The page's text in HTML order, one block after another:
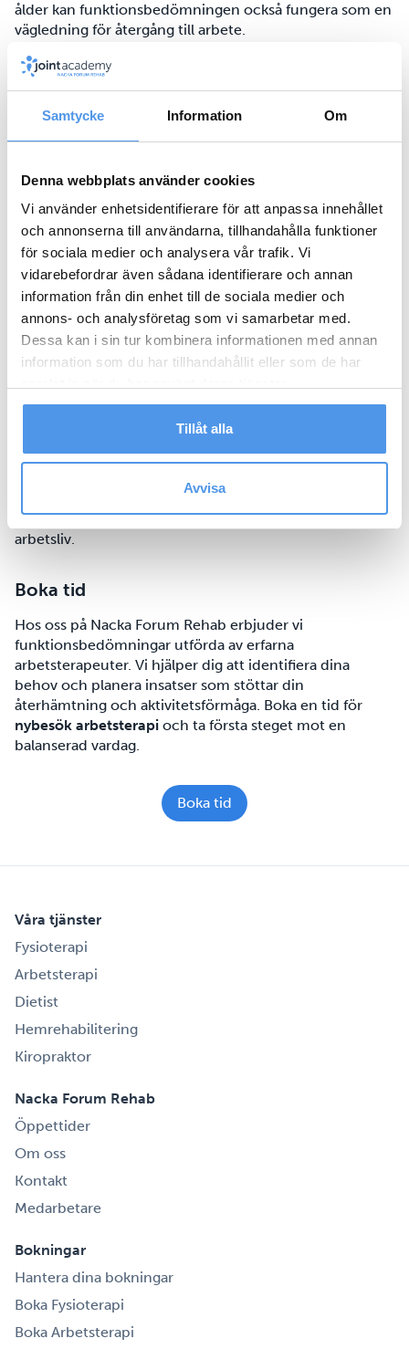
Samtycke Information Om
Denna webbplats använder cookies
Vi använder enhetsidentifierare för att anpassa innehållet
och annonserna till användarna, tillhandahålla funktioner
för sociala medier och analysera vår trafik. Vi
vidarebefordrar även sådana identifierare och annan
information från din enhet till de sociala medier och
annons- och analysföretag som vi samarbetar med.
Dessa kan i sin tur kombinera informationen med annan
information som du har tillhandahållit eller som de har
Tillåt alla
Avvisa
ålder kan funktionsbedömningen också fungera som en
vägledning för återgång till arbete.
Vilka insatser kan bli aktuella?
En funktionsbedömning kan visa att det finns nedsatt
erbjudas:
Patientutbildning:Program såsom ”Vardagsbalans,”
som leds av en arbetsterapeut, hjälper till att skapa
struktur och balans i vardagen. Detta kan vara
avgörande för att återfå energi och fokus.
Träning:Individuellt anpassad träning för att stärka
kroppen och öka uthålligheten.
Psykosocialt stöd:
Metodisk hjälp för att hantera
Vikten av struktur i vardagen
Att skapa balans mellan aktiviteter, vila och sociala
relationer är en viktig del av rehabiliteringen.
över sin tid och skapa förutsättningar för ett hållbart
arbetsliv.
Boka tid
Hos oss på Nacka Forum Rehab erbjuder vi
funktionsbedömningar utförda av erfarna
arbetsterapeuter. Vi hjälper dig att identifiera dina
behov och planera insatser som stöttar din
återhämtning och aktivitetsförmåga. Boka en tid för
nybesök arbetsterapi och ta första steget mot en
balanserad vardag.
Boka tid
Våra tjänster
Fysioterapi
Arbetsterapi
Dietist
Hemrehabilitering
Kiropraktor
Nacka Forum Rehab
Öppettider
Om oss
Kontakt
Medarbetare
Bokningar
Hantera dina bokningar
Boka Fysioterapi
Boka Arbetsterapi